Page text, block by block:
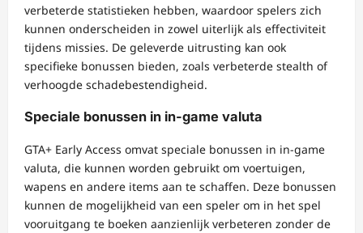
verbeterde statistieken hebben, waardoor spelers zich
kunnen onderscheiden in zowel uiterlijk als effectiviteit
tijdens missies. De geleverde uitrusting kan ook
specifieke bonussen bieden, zoals verbeterde stealth of
verhoogde schadebestendigheid.
Speciale bonussen in in-game valuta
GTA+ Early Access omvat speciale bonussen in in-game
valuta, die kunnen worden gebruikt om voertuigen,
wapens en andere items aan te schaffen. Deze bonussen
kunnen de mogelijkheid van een speler om in het spel
vooruitgang te boeken aanzienlijk verbeteren zonder de